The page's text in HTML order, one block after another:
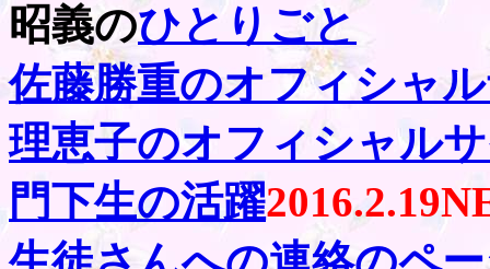
昭義のひとりごと
佐藤勝重のオフィシャ
理恵子のオフィシャル
門下生の活躍2016.2.19